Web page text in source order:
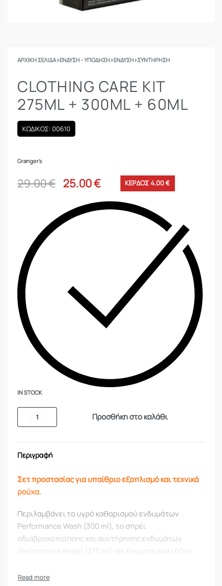
ΑΡΧΙΚΉ ΣΕΛΊΔΑ›ΕΝΔΥΣΗ - ΥΠΟΔΗΣΗ›ΕΝΔΥΣΗ›ΣΥΝΤΉΡΗΣΗ
CLOTHING CARE KIT
275ML + 300ML + 60ML
ΚΩΔΙΚΟΣ: 00610
Granger's
29.00€ 25.00€ ΚΕΡΔΟΣ 4.00 €
IN STOCK
Προσθήκη στο καλάθι
Περιγραφή
Σετ προστασίας για υπαίθριο εξοπλισμό και τεχνικά
ρούχα.
Περιλαμβάνει το υγρό καθαρισμού ενδυμάτων
Performance Wash (300 ml), το σπρέι
αδιαβροχοποίησης και συντήρησης ενδυμάτων
Performance Repel (275 ml) και ένα μπουκάλι 60ml
οσμών.